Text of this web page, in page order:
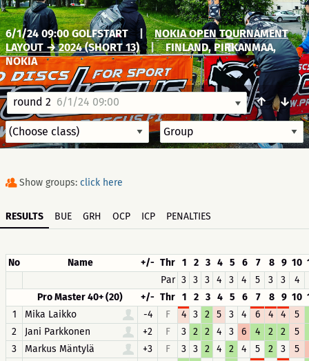
6/1/24 09:00 GOLFSTART |
NOKIA OPEN TOURNAMENT
LAYOUT → 2024 (SHORT 13)
|
FINLAND, PIRKANMAA,
NOKIA
round 2 6/1/24 09:00 ↑ ↓
Show groups: click here
RESULTS BUE GRH OCP ICP PENALTIES
No Name +/- Thr 1 2 3 4 5 6 7 8 9 10
Par 3 3 3 4 3 4 5 3 3
4
Pro Master 40+ (20)
+/- Thr 1 2 3 4 5 6 7 8 9 10
1
Mika Laikko -4 F 4 3 2 5 3 4 6 4 4
5
2
Jani Parkkonen +2 F 3 2 2 4 3 6 4 2 2
5
3
Markus Mäntylä +3 F 3 3 2 4 2 4 5 2 3
5